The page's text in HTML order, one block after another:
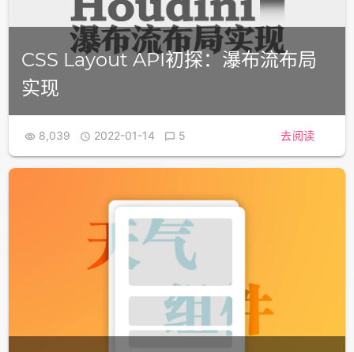
CSS Layout API初探：瀑布流布局
实现
 8,039  2022-01-14  5 去阅读